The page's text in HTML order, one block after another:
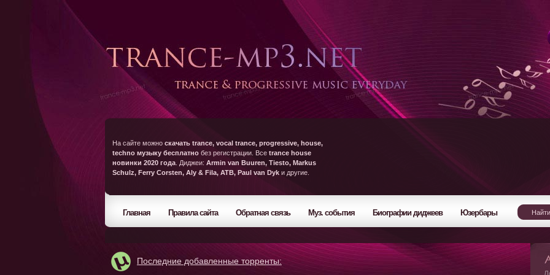
На сайте можно скачать trance, vocal trance, progressive, house,
techno музыку бесплатно без регистрации. Все trance house
новинки 2020 года . Диджеи: Armin van Buuren, Tiesto, Markus
Schulz, Ferry Corsten, Aly & Fila, ATB, Paul van Dyk и другие.
Главная Правила сайта Обратная связь Муз. события Биографии диджеев Юзербары
Последние добавленные торренты: